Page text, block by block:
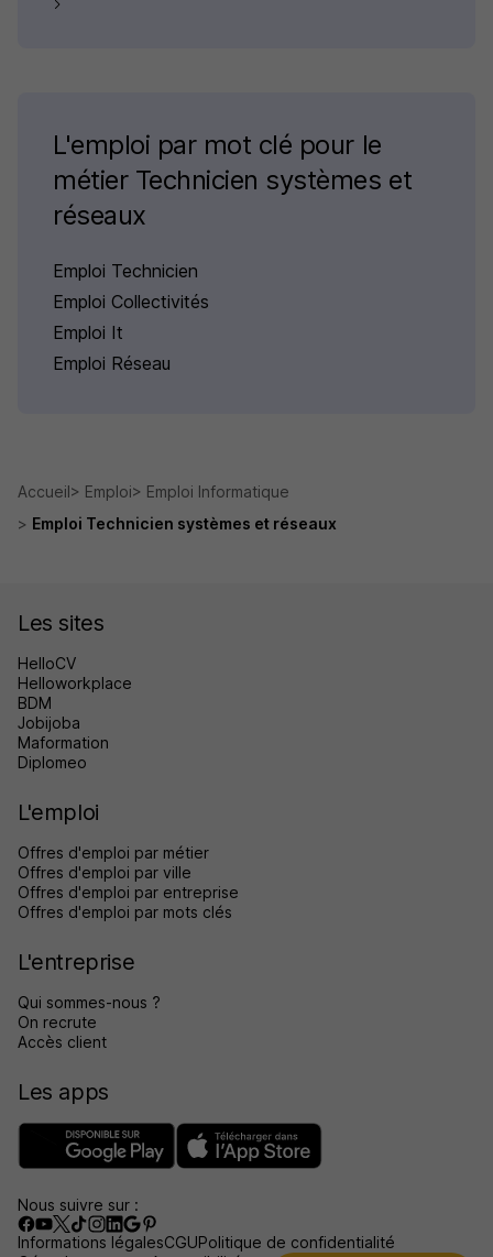
L'emploi par mot clé pour le
métier Technicien systèmes et
réseaux
Emploi Technicien
Emploi Collectivités
Emploi It
Emploi Réseau
Accueil Emploi
Emploi Informatique
Emploi Technicien systèmes et réseaux
Les sites
HelloCV
Helloworkplace
BDM
Jobijoba
Maformation
Diplomeo
L'emploi
Offres d'emploi par métier
Offres d'emploi par ville
Offres d'emploi par entreprise
Offres d'emploi par mots clés
L'entreprise
Qui sommes-nous ?
On recrute
Accès client
Les apps
Nous suivre sur :
Informations légalesCGUPolitique de confidentialité